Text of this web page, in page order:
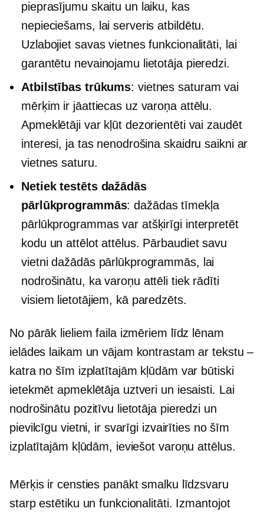
pieprasījumu skaitu un laiku, kas
nepieciešams, lai serveris atbildētu.
Uzlabojiet savas vietnes funkcionalitāti, lai
garantētu nevainojamu lietotāja pieredzi.
Atbilstības trūkums: vietnes saturam vai
mērķim ir jāattiecas uz varoņa attēlu.
Apmeklētāji var kļūt dezorientēti vai zaudēt
interesi, ja tas nenodrošina skaidru saikni ar
vietnes saturu.
Netiek testēts dažādās
pārlūkprogrammās: dažādas tīmekļa
pārlūkprogrammas var atšķirīgi interpretēt
kodu un attēlot attēlus. Pārbaudiet savu
vietni dažādās pārlūkprogrammās, lai
nodrošinātu, ka varoņu attēli tiek rādīti
visiem lietotājiem, kā paredzēts.
No pārāk lieliem faila izmēriem līdz lēnam
ielādes laikam un vājam kontrastam ar tekstu –
katra no šīm izplatītajām kļūdām var būtiski
ietekmēt apmeklētāja uztveri un iesaisti. Lai
nodrošinātu pozitīvu lietotāja pieredzi un
pievilcīgu vietni, ir svarīgi izvairīties no šīm
izplatītajām kļūdām, ieviešot varoņu attēlus.
Mērķis ir censties panākt smalku līdzsvaru
starp estētiku un funkcionalitāti. Izmantojot